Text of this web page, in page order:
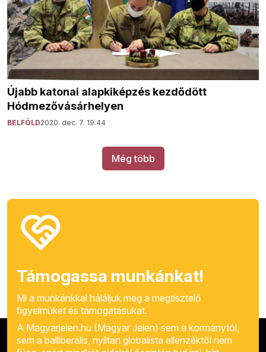
Újabb katonai alapkiképzés kezdődött
Hódmezővásárhelyen
BELFÖLD2020. dec. 7. 19:44
Még több
Támogassa munkánkat!
Mi a munkánkkal háláljuk meg a megtisztelő
figyelmüket és támogatásukat.
A Magyarjelen.hu (Magyar Jelen) sem a kormánytól,
sem a balliberális, nyíltan globalista ellenzéktől nem